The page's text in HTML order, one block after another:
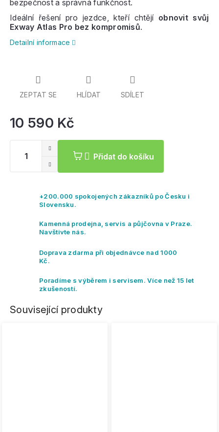
10 590 Kč
Přidat do košíku
bezpečnost a správná funkčnost.
Ideální řešení pro jezdce, kteří chtějí obnovit svůj
Exway Atlas Pro bez kompromisů.
Detailní informace
ZEPTAT SE HLÍDAT SDÍLET
+200.000 spokojených zákazníků po Česku i
Slovensku.
Kamenná prodejna, servis a půjčovna v Praze.
Navštivte nás.
Doprava zdarma při objednávce nad 1000
Kč.
Poradíme s výběrem i servisem. Více než 15 let
zkušeností.
Související produkty